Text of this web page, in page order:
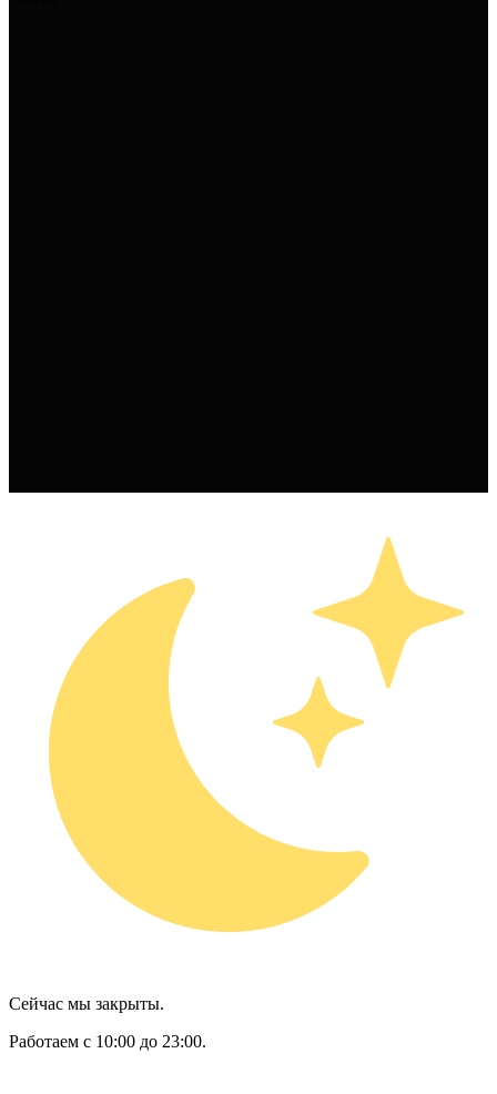
Сейчас мы закрыты.
Работаем с 10:00 до 23:00.